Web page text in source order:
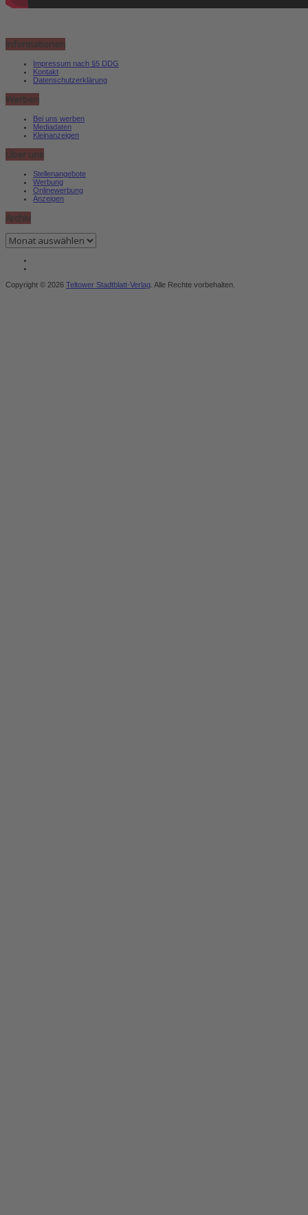
Informationen
Impressum nach §5 DDG
Kontakt
Datenschutzerklärung
Werben
Bei uns werben
Mediadaten
Kleinanzeigen
Über uns
Stellenangebote
Werbung
Onlinewerbung
Anzeigen
Archiv
Archiv
Copyright © 2026 Teltower Stadtblatt-Verlag . Alle Rechte vorbehalten.